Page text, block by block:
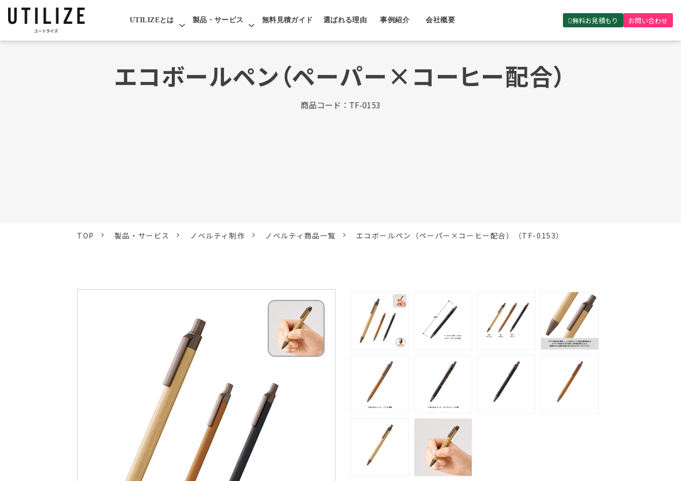
UTILIZEとは 製品・サービス 無料見積ガイド 選ばれる理由 事例紹介 会社概要 無料お見積もり お問い合わせ
エコボールペン（ペーパー×コーヒー配合）
商品コード：TF-0153
TOP 製品・サービス ノベルティ制作 ノベルティ商品一覧 エコボールペン（ペーパー×コーヒー配合）（TF-0153）